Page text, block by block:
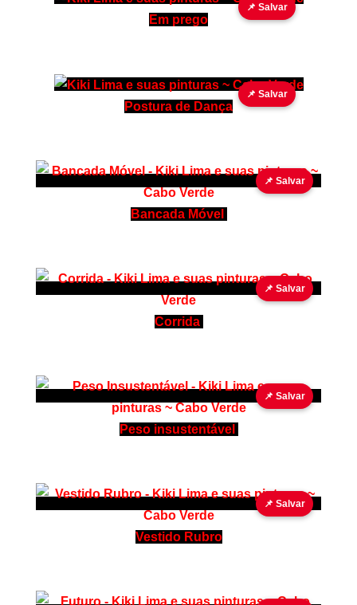
📌 Salvar
Em prego
📌 Salvar
Postura de Dança
📌 Salvar
Bancada Móvel
📌 Salvar
Corrida
📌 Salvar
Peso insustentável
📌 Salvar
Vestido Rubro